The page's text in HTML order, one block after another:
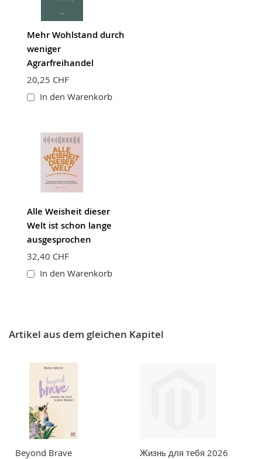
Mehr Wohlstand durch
weniger
Agrarfreihandel
20,25 CHF
In den Warenkorb
Alle Weisheit dieser
Welt ist schon lange
ausgesprochen
32,40 CHF
In den Warenkorb
Artikel aus dem gleichen Kapitel
Beyond Brave
Жизнь для тебя 2026